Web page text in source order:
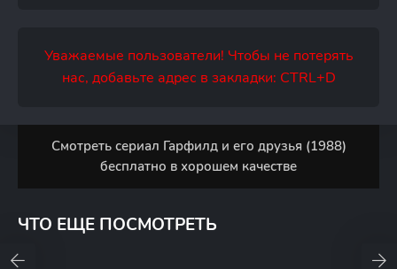
Уважаемые пользователи! Чтобы не потерять
нас, добавьте адрес в закладки: CTRL+D
Смотреть сериал Гарфилд и его друзья (1988)
бесплатно в хорошем качестве
ЧТО ЕЩЕ ПОСМОТРЕТЬ